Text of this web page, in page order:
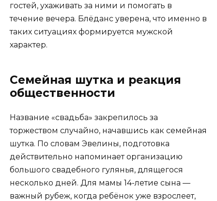
гостей, ухаживать за ними и помогать в
течение вечера. Блёданс уверена, что именно в
таких ситуациях формируется мужской
характер.
Семейная шутка и реакция
общественности
Название «свадьба» закрепилось за
торжеством случайно, начавшись как семейная
шутка. По словам Эвелины, подготовка
действительно напоминает организацию
большого свадебного гулянья, длящегося
несколько дней. Для мамы 14-летие сына —
важный рубеж, когда ребёнок уже взрослеет,